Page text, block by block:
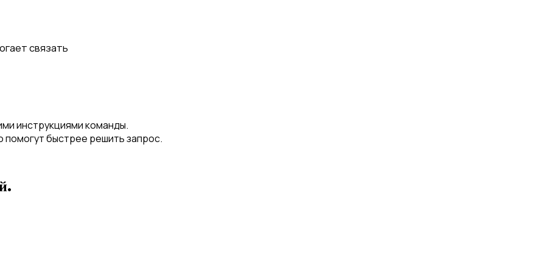
связать
инструкциями команды.
быстрее решить запрос.